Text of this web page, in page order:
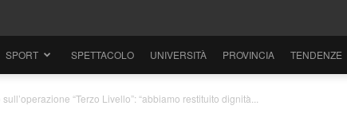
SPORT SPETTACOLO UNIVERSITÀ PROVINCIA TENDENZE
“Terzo Livello”: “abbiamo restituito dignità...